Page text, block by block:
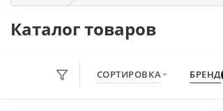
Каталог товаров
СОРТИРОВКА БРЕНД